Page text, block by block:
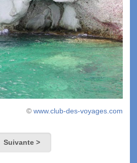
© www.club-des-voyages.com
Suivante >